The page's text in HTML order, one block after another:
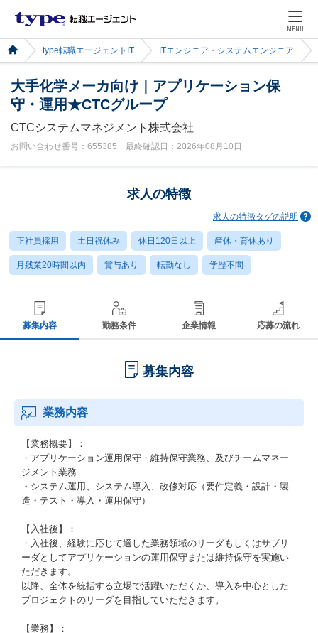
MENU
type転職エージェントIT ITエンジニア・システムエンジニア
大手化学メーカ向け｜アプリケーション保
守・運用★CTCグループ
CTCシステムマネジメント株式会社
お問い合わせ番号：655385 最終確認日：2026年08月10日
求人の特徴
求人の特徴タグの説明
正社員採用 土日祝休み 休日120日以上 産休・育休あり
月残業20時間以内 賞与あり 転勤なし 学歴不問
募集内容 勤務条件 企業情報 応募の流れ
募集内容
業務内容
【業務概要】：
・アプリケーション運用保守・維持保守業務、及びチームマネー
ジメント業務
・システム運用、システム導入、改修対応（要件定義・設計・製
造・テスト・導入・運用保守）
【入社後】：
・入社後、経験に応じて適した業務領域のリーダもしくはサブリ
ーダとしてアプリケーションの運用保守または維持保守を実施い
ただきます。
以降、全体を統括する立場で活躍いただくか、導入を中心とした
プロジェクトのリーダを目指していただきます。
【業務】：